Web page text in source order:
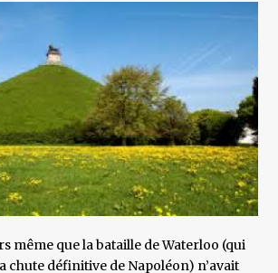
même que la bataille de Waterloo (qui
chute définitive de Napoléon) n’avait